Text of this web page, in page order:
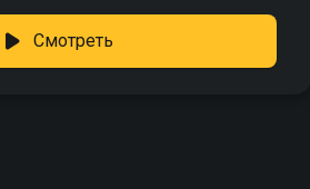
Смотреть